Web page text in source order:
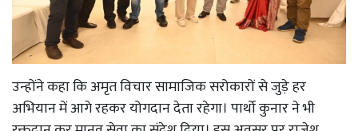
उन्होंने कहा कि अमृत विचार सामाजिक सरोकारों से जुड़े हर
अभियान में आगे रहकर योगदान देता रहेगा। पार्थो कुनार ने भी